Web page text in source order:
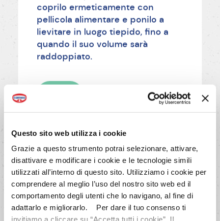
Questo sito web utilizza i cookie
Grazie a questo strumento potrai selezionare, attivare,
disattivare e modificare i cookie e le tecnologie simili
utilizzati all’interno di questo sito. Utilizziamo i cookie per
comprendere al meglio l’uso del nostro sito web ed il
comportamento degli utenti che lo navigano, al fine di
adattarlo e migliorarlo. Per dare il tuo consenso ti
invitiamo a cliccare su “Accetta tutti i cookie”. Il
coprilo ermeticamente con
pellicola alimentare e ponilo a
lievitare in luogo tiepido, fino a
quando il suo volume sarà
raddoppiato.